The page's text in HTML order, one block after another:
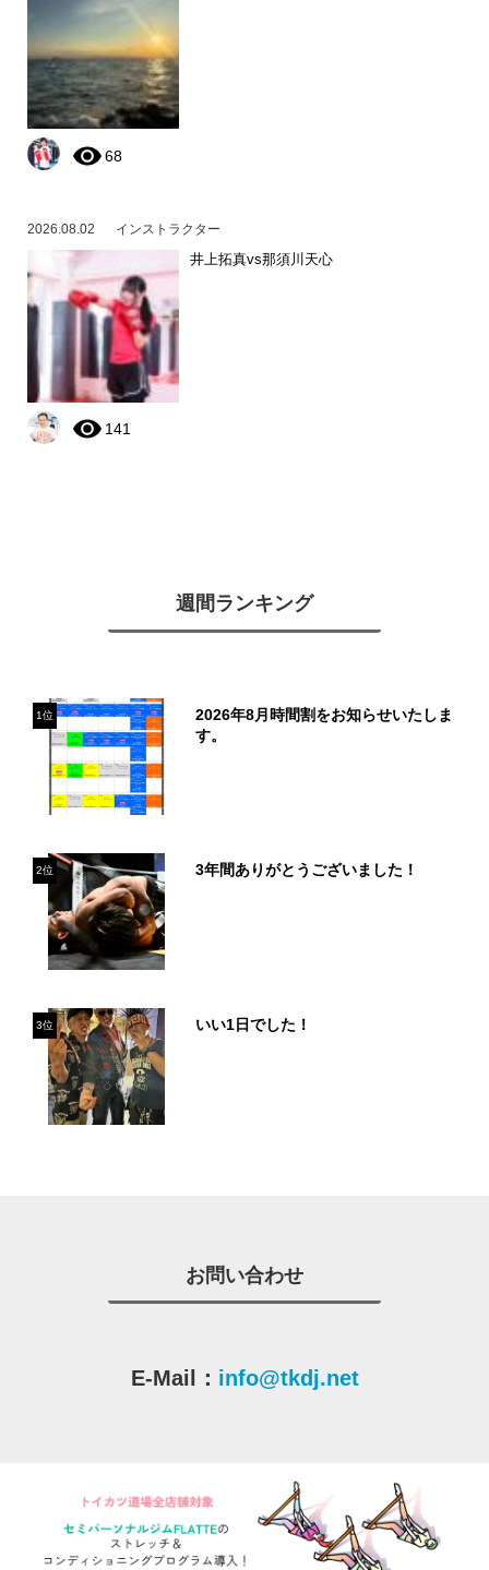
68
2026.08.02 インストラクター
井上拓真vs那須川天心
141
週間ランキング
1位
2026年8月時間割をお知らせいたしま
す。
2位 3年間ありがとうございました！
3位 いい1日でした！
お問い合わせ
E-Mail： info@tkdj.net